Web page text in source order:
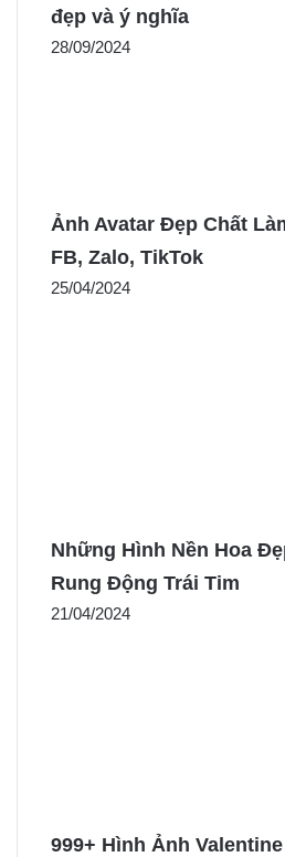
đẹp và ý nghĩa
28/09/2024
Ảnh Avatar Đẹp Chất
FB, Zalo, TikTok
25/04/2024
Những Hình Nền Hoa
Rung Động Trái Tim
21/04/2024
999+ Hình Ảnh